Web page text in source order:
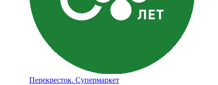
Перекресток. Супермаркет